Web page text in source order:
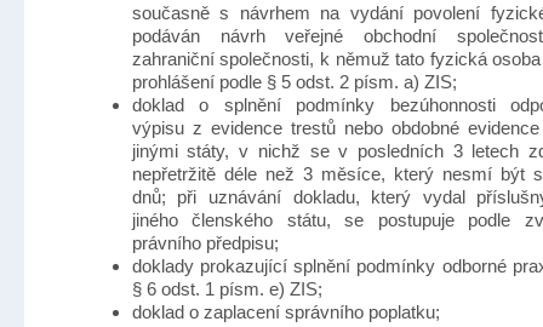
současně s návrhem na vydání povolení
podáván návrh veřejné obchodní
zahraniční společnosti, k němuž tato fyzická
prohlášení podle § 5 odst. 2 písm. a) ZIS;
doklad o splnění podmínky bezúhonnosti
výpisu z evidence trestů nebo obdobné
jinými státy, v nichž se v posledních 3 letech
nepřetržitě déle než 3 měsíce, který nesmí být
dnů; při uznávání dokladu, který vydal
jiného členského státu, se postupuje podle
právního předpisu;
doklady prokazující splnění podmínky odborné
§ 6 odst. 1 písm. e) ZIS;
doklad o zaplacení správního poplatku;